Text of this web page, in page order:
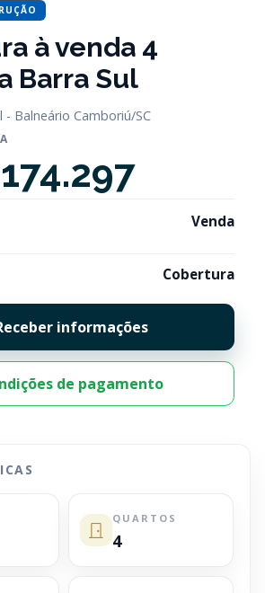
à venda 4
Barra Sul
- Balneário Camboriú/SC
Venda
Cobertura
informações
de pagamento
QUARTOS
4